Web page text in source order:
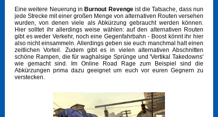
Eine weitere Neuerung in Burnout Revengeist die Tatsache, dass nun
jede Strecke mit einer großen Menge von alternativen Routen versehen
wurden, von denen viele als Abkürzung gebraucht werden können.
Hier solltet ihr allerdings weise wählen: auf den alternativen Routen
gibt es weder Verkehr, noch eine Gegenfahrbahn - Boost könnt ihr hier
also nicht einsammeln. Allerdings geben sie euch manchmal halt einen
zeitlichen Vorteil. Zudem gibt es in vielen alternativen Abschnitten
schöne Rampen, die für waghalsige Sprünge und 'Vertikal Takedowns'
wie gemacht sind. Im Online Road Rage zum Beispiel sind die
Abkürzungen prima dazu geeignet um euch vor euren Gegnern zu
verstecken.